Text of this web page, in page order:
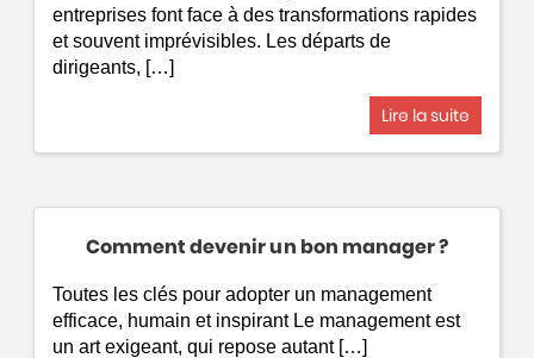
entreprises font face à des transformations rapides
et souvent imprévisibles. Les départs de
dirigeants, […]
Lire la suite
Comment devenir un bon manager ?
Toutes les clés pour adopter un management
efficace, humain et inspirant Le management est
un art exigeant, qui repose autant […]